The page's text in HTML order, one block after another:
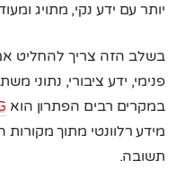
יותר עם ידע נקי, מתויג
בשלב הזה צריך להחליט
פנימי, ידע ציבורי, נתוני
במקרים רבים הפתרון הוא
מידע רלוונטי מתוך
תשובה.